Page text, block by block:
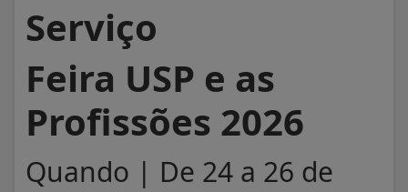
Serviço
Feira USP e as
Profissões 2026
Quando | De 24 a 26 de